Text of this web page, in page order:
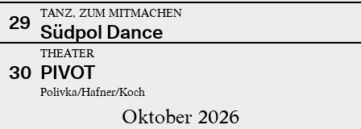
29 TANZ, ZUM MITMACHEN
Südpol Dance
30
THEATER
PIVOT
Polivka/Hafner/Koch
Oktober 2026